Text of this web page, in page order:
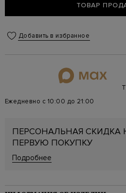
ТОВАР
Добавить в избранное
Ежедневно с 10:00 до 21:00
ПЕРСОНАЛЬНАЯ СКИДКА
ПЕРВУЮ ПОКУПКУ
Подробнее